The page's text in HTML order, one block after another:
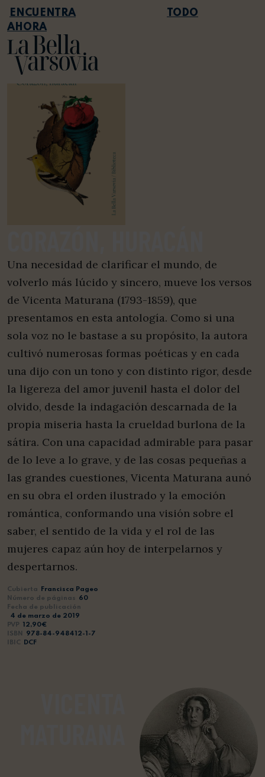
TODO
AHORA
Una necesidad de clarificar el mundo, de
volverlo más lúcido y sincero, mueve los versos
de Vicenta Maturana (1793-1859), que
presentamos en esta antología. Como si una
sola voz no le bastase a su propósito, la autora
cultivó numerosas formas poéticas y en cada
una dijo con un tono y con distinto rigor, desde
la ligereza del amor juvenil hasta el dolor del
olvido, desde la indagación descarnada de la
propia miseria hasta la crueldad burlona de la
sátira. Con una capacidad admirable para pasar
de lo leve a lo grave, y de las cosas pequeñas a
las grandes cuestiones, Vicenta Maturana aunó
en su obra el orden ilustrado y la emoción
romántica, conformando una visión sobre el
saber, el sentido de la vida y el rol de las
mujeres capaz aún hoy de interpelarnos y
despertarnos.
Cubierta
Francisca Pageo
Número de páginas 60
Fecha de publicación
4 de marzo de 2019
PVP 12,90€
ISBN
978-84-948412-1-7
IBIC
DCF